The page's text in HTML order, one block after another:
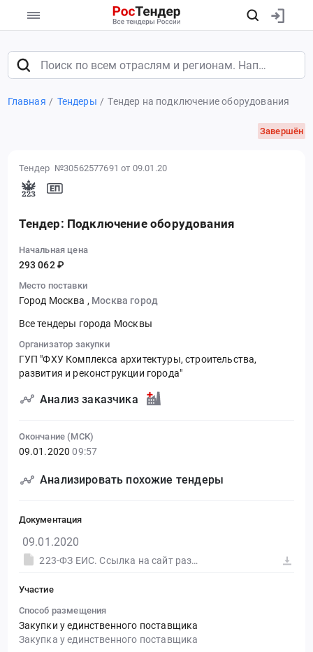
Главная Тендеры Тендер на подключение оборудования
Завершён
Тендер №30562577691 от 09.01.20
Тендер: Подключение оборудования
Начальная цена
293 062 ₽
Место поставки
Город Москва , Москва город
Все тендеры города Москвы
Организатор закупки
ГУП "ФХУ Комплекса архитектуры, строительства,
развития и реконструкции города"
Анализ заказчика
Окончание (МСК)
09.01.2020 09:57
Анализировать похожие тендеры
Документация
09.01.2020
223-ФЗ ЕИС. Ссылка на сайт размещения тендера #30562577691.doc
Участие
Способ размещения
Закупки у единственного поставщика
Закупка у единственного поставщика